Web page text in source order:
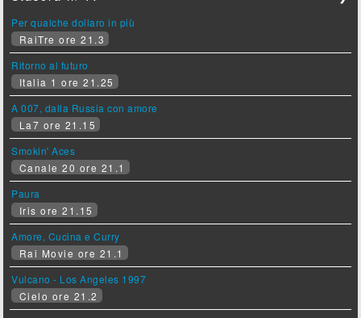
Per qualche dollaro in più
RaiTre ore 21.3
Ritorno al futuro
Italia 1 ore 21.25
A 007, dalla Russia con amore
La7 ore 21.15
Smokin' Aces
Canale 20 ore 21.1
Paura
Iris ore 21.15
Amore, Cucina e Curry
Rai Movie ore 21.1
Vulcano - Los Angeles 1997
Cielo ore 21.2